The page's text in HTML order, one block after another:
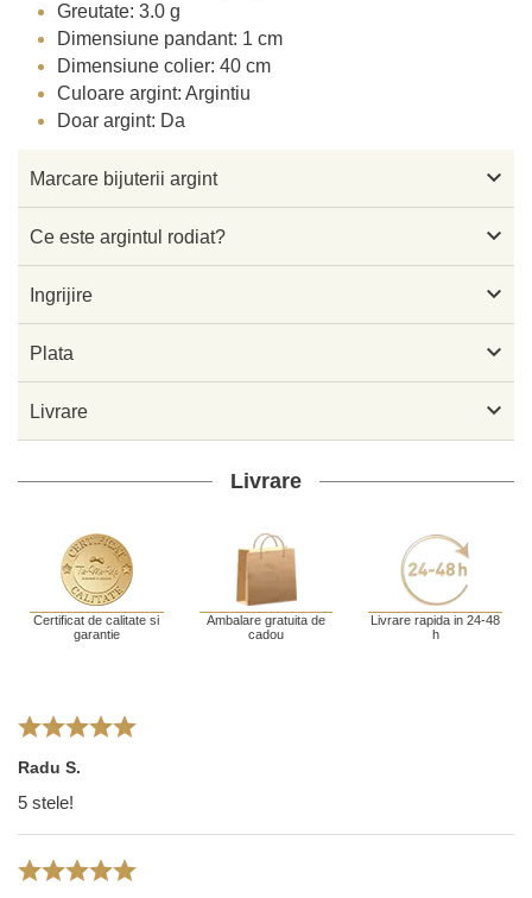
Greutate: 3.0 g
Dimensiune pandant: 1 cm
Dimensiune colier: 40 cm
Culoare argint: Argintiu
Doar argint: Da
Marcare bijuterii argint 
Ce este argintul rodiat? 
Ingrijire 
Plata 
Livrare 
Livrare
Certificat de calitate si
garantie
Ambalare gratuita de
cadou
Livrare rapida in 24-48
h
Radu S.
5 stele!